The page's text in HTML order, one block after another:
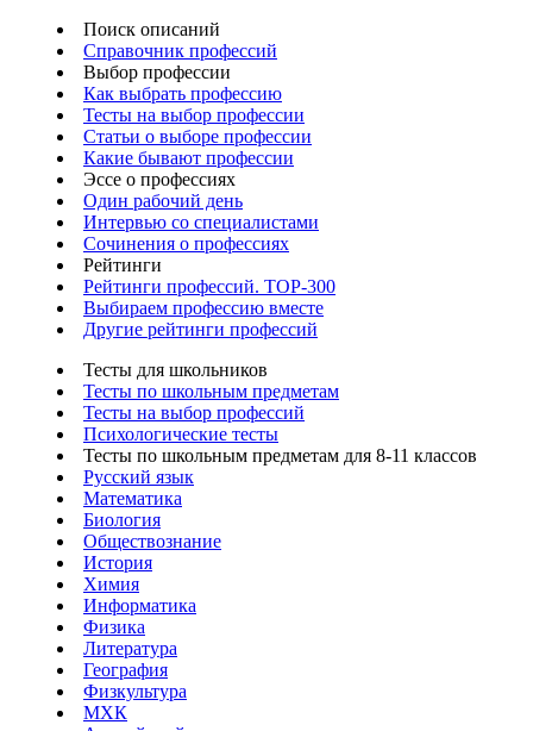
Поиск описаний
Справочник профессий
Выбор профессии
Как выбрать профессию
Тесты на выбор профессии
Статьи о выборе профессии
Какие бывают профессии
Эссе о профессиях
Один рабочий день
Интервью со специалистами
Сочинения о профессиях
Рейтинги
Рейтинги профессий. TOP-300
Выбираем профессию вместе
Другие рейтинги профессий
Тесты для школьников
Тесты по школьным предметам
Тесты на выбор профессий
Психологические тесты
Тесты по школьным предметам для 8-11 классов
Русский язык
Математика
Биология
Обществознание
История
Химия
Информатика
Физика
Литература
География
Физкультура
МХК